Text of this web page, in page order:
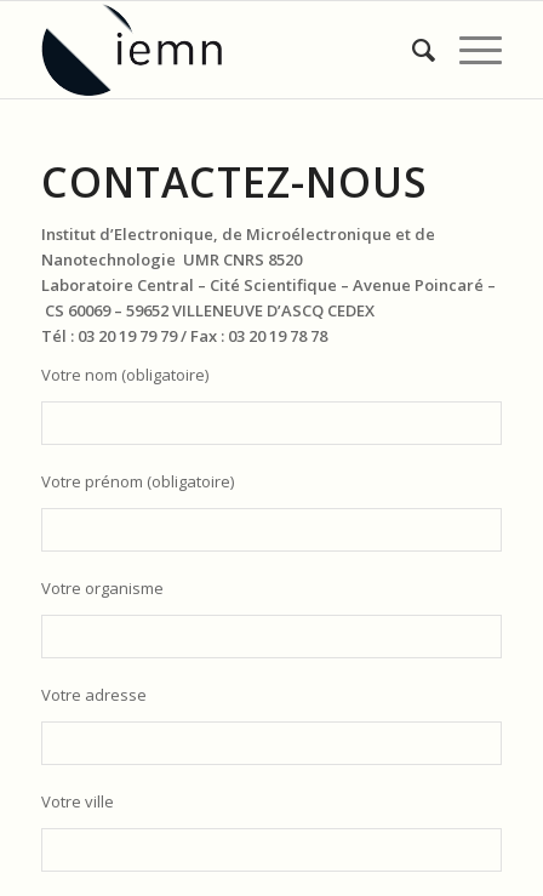
CONTACTEZ-NOUS
Institut d’Electronique, de Microélectronique et de
Nanotechnologie UMR CNRS 8520
Laboratoire Central – Cité Scientifique – Avenue Poincaré –
CS 60069 – 59652 VILLENEUVE D’ASCQ CEDEX
Tél : 03 20 19 79 79 / Fax : 03 20 19 78 78
Votre nom (obligatoire)
Votre prénom (obligatoire)
Votre organisme
Votre adresse
Votre ville